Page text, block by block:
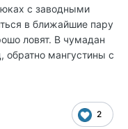
с заводными
в ближайшие пару
ловят. В чумадан
обратно мангустины с
2